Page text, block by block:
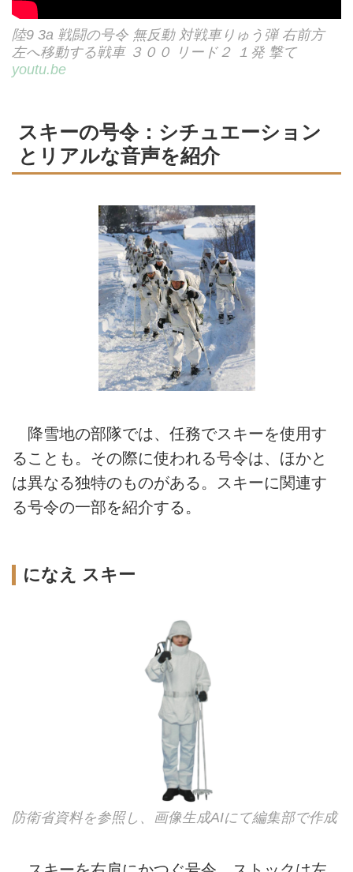
陸9 3a 戦闘の号令 無反動 対戦車りゅう弾 右前方
左へ移動する戦車 ３００ リード２ １発 撃て
youtu.be
スキーの号令：シチュエーション
とリアルな音声を紹介
降雪地の部隊では、任務でスキーを使用す
ることも。その際に使われる号令は、ほかと
は異なる独特のものがある。スキーに関連す
る号令の一部を紹介する。
になえ スキー
防衛省資料を参照し、画像生成AIにて編集部で作成